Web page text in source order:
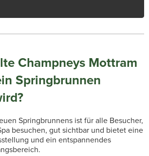
Champneys Mottram
Springbrunnen
Springbrunnens ist für alle Besucher,
besuchen, gut sichtbar und bietet eine
und ein entspannendes